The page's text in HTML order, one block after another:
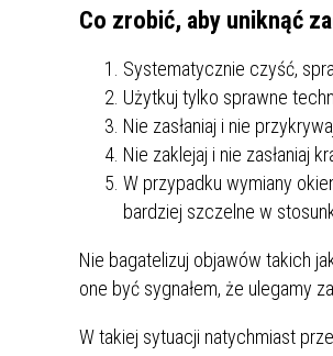
Co zrobić, aby uniknąć
Systematycznie czyść,
Użytkuj tylko sprawne
Nie zasłaniaj i nie
Nie zaklejaj i nie zasłaniaj
W przypadku wymiany
bardziej szczelne w
Nie bagatelizuj objawów takich
one być sygnałem, że ulegamy
W takiej sytuacji natychmiast